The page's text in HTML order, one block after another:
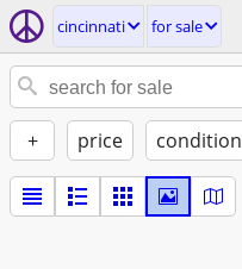
cincinnati for sale
+ price condition